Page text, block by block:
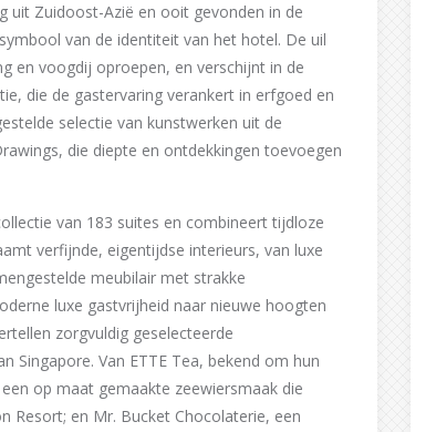
uit Zuidoost-Azië en ooit gevonden in de
van de identiteit van het hotel. De uil
en voogdij oproepen, en verschijnt in de
die de gastervaring verankert in erfgoed en
selectie van kunstwerken uit de
die diepte en ontdekkingen toevoegen
van 183 suites en combineert tijdloze
verfijnde, eigentijdse interieurs, van luxe
meubilair met strakke
luxe gastvrijheid naar nieuwe hoogten
zorgvuldig geselecteerde
Singapore. Van ETTE Tea, bekend om hun
op maat gemaakte zeewiersmaak die
Resort; en Mr. Bucket Chocolaterie, een